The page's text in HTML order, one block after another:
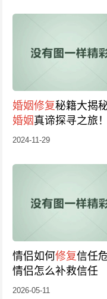
婚姻修复秘籍大揭秘
婚姻 真谛探寻之旅！
2024-11-29
情侣如何修复信任
情侣怎么补救信任
2026-05-11